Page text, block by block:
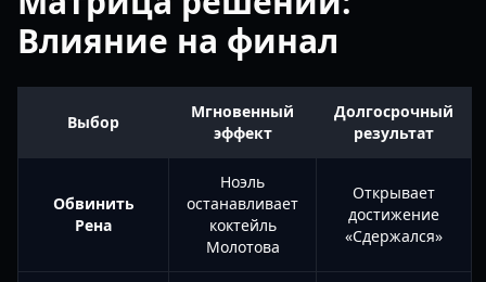
Влияние на финал
Выбор
Мгновенный
эффект
Долгосрочный
результат
Обвинить
Рена
Ноэль
останавливает
коктейль
Молотова
Открывает
достижение
«Сдержался»